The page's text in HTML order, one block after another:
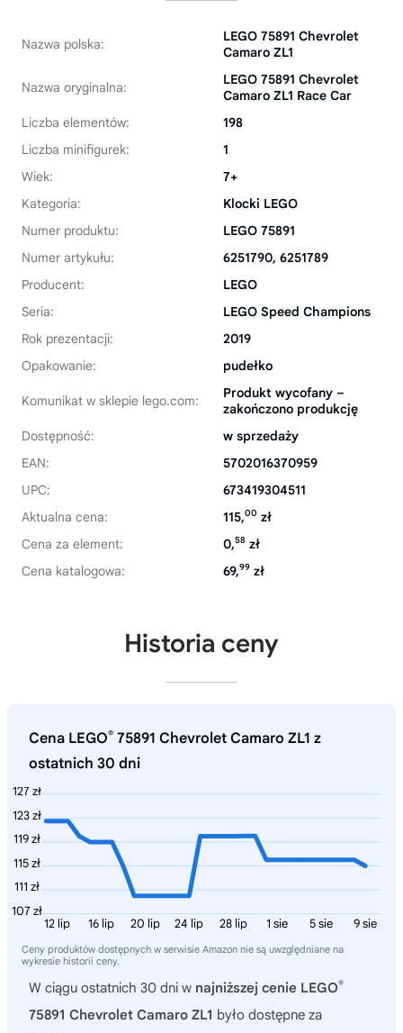
Nazwa polska:
LEGO 75891 Chevrolet
Camaro ZL1
Nazwa oryginalna:
LEGO 75891 Chevrolet
Camaro ZL1 Race Car
Liczba elementów:
198
Liczba minifigurek:
1
Wiek:
7+
Kategoria:
Klocki LEGO
Numer produktu:
LEGO 75891
Numer artykułu:
6251790, 6251789
Producent:
LEGO
Seria:
LEGO Speed Champions
Rok prezentacji:
2019
Opakowanie:
pudełko
Komunikat w sklepie lego.com:
Produkt wycofany –
zakończono produkcję
Dostępność:
w sprzedaży
EAN:
5702016370959
UPC:
673419304511
Aktualna cena:
115,00 zł
Cena za element:
0,58 zł
Cena katalogowa:
69,99 zł
Historia ceny
Cena LEGO® 75891 Chevrolet Camaro ZL1 z
ostatnich 30 dni
127 zł
123 zł
119 zł
115 zł
111 zł
107 zł
9 sie
5 sie
1 sie
28 lip
24 lip
20 lip
16 lip
12 lip
Ceny produktów dostępnych w serwisie Amazon nie są uwzględniane na
wykresie historii ceny.
W ciągu ostatnich 30 dni w najniższej cenie LEGO®
75891 Chevrolet Camaro ZL1 było dostępne za